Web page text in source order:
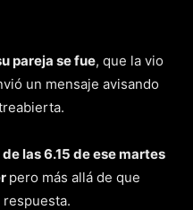
pareja se fue, que la vio
un mensaje avisando
las 6.15 de ese martes
pero más allá de que